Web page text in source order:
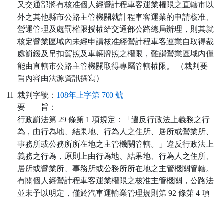
又交通部將有核准個人經營計程車客運業權限之直轄市以
外之其他縣市公路主管機關就計程車客運業的申請核准、
營運管理及處罰權限授權給交通部公路總局辦理，則其就
核定營業區域內未經申請核准經營計程車客運業自取得裁
處罰鍰及吊扣駕照及車輛牌照之權限，難謂營業區域內僅
能由直轄市公路主管機關取得專屬管轄權限。 （裁判要
旨內容由法源資訊撰寫）
11 裁判字號： 108年上字第 700 號
要
旨：
行政罰法第 29 條第 1 項規定：「違反行政法上義務之行
為，由行為地、結果地、行為人之住所、居所或營業所、
事務所或公務所所在地之主管機關管轄。」違反行政法上
義務之行為，原則上由行為地、結果地、行為人之住所、
居所或營業所、事務所或公務所所在地之主管機關管轄。
有關個人經營計程車客運業權限之核准主管機關，公路法
並未予以明定，僅於汽車運輸業管理規則第 92 條第 4 項